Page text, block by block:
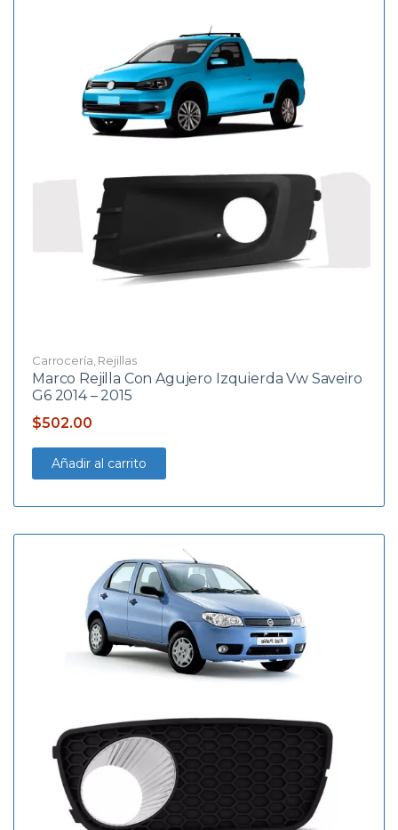
Carrocería Rejillas
Marco Rejilla Con Agujero Izquierda Vw Saveiro
G6 2014 – 2015
$502.00
Añadir al carrito